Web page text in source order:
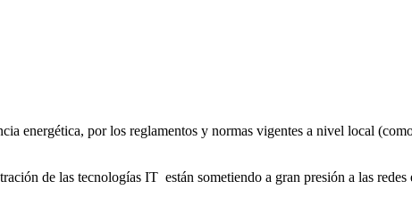
energética, por los reglamentos y normas vigentes a nivel local
de las tecnologías IT están sometiendo a gran presión a las